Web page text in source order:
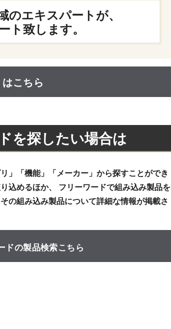
のエキスパートが、
ト致します。
こちら
を探したい場合は
」「機能」「メーカー」から探すことができ
込めるほか、 フリーワードで組み込み製品を
の組み込み製品について詳細な情報が掲載さ
ドの製品検索こちら